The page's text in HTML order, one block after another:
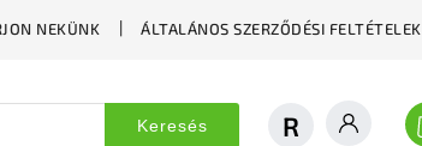
NEKÜNK ÁLTALÁNOS SZERZŐDÉSI FELTÉTELEK
Keresés